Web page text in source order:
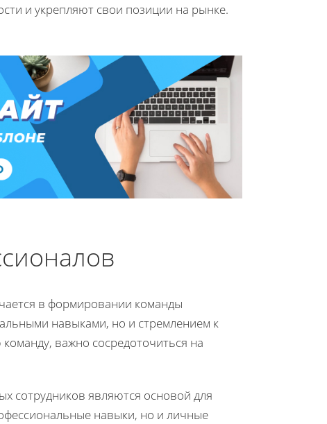
и укрепляют свои позиции на рынке.
в формировании команды
навыками, но и стремлением к
важно сосредоточиться на
сотрудников являются основой для
навыки, но и личные